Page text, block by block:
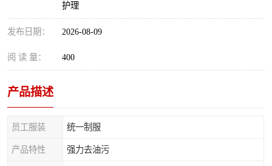
护理
发布日期： 2026-08-09
阅 读 量： 400
产品描述
员工服装 统一制服
产品特性 强力去油污